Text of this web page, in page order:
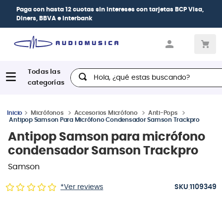
Paga con hasta 12 cuotas sin intereses con tarjetas BCP Visa,
Diners, BBVA e Interbank
Hola, ¿qué estas buscando?
Micrófonos Accesorios Micrófono
Anti-Pops
Antipop Samson Para Micrófono Condensador Samson Trackpro
Antipop Samson para micrófono
condensador Samson Trackpro
Samson
*Ver reviews :1109349